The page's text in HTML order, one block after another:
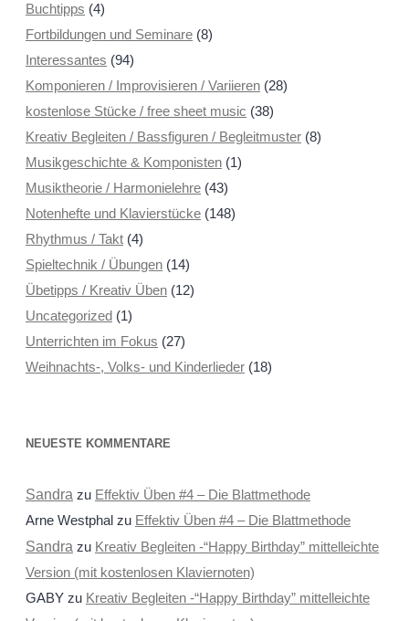
Buchtipps (4)
Fortbildungen und Seminare(8)
Interessantes (94)
Komponieren / Improvisieren / Variieren(28)
kostenlose Stücke / free sheet music (38)
Kreativ Begleiten / Bassfiguren / Begleitmuster(8)
Musikgeschichte & Komponisten(1)
Musiktheorie / Harmonielehre(43)
Notenhefte und Klavierstücke(148)
Rhythmus / Takt(4)
Spieltechnik / Übungen(14)
Übetipps / Kreativ Üben(12)
Uncategorized(1)
Unterrichten im Fokus (27)
Weihnachts-, Volks- und Kinderlieder(18)
NEUESTE KOMMENTARE
Sandra zu Effektiv Üben #4 – Die Blattmethode
Arne Westphalzu Effektiv Üben #4 – Die Blattmethode
Sandra zu Kreativ Begleiten -“Happy Birthday” mittelleichte
Version (mit kostenlosen Klaviernoten)
GABYzu Kreativ Begleiten -“Happy Birthday” mittelleichte